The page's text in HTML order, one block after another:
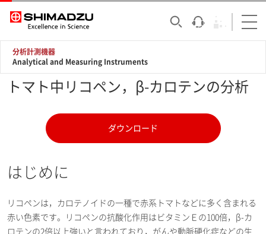
分析計測機器
Analytical and Measuring Instruments
トマト中リコペン，β-カロテンの分析
ダウンロード
はじめに
リコペンは，カロテノイドの一種で赤系トマトなどに多く含まれる
赤い色素です。リコペンの抗酸化作用はビタミンＥの100倍，β-カ
ロテンの2倍以上強いと言われており，がんや動脈硬化症などの生